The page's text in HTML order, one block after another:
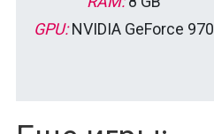
GPU:NVIDIA GeForce 970